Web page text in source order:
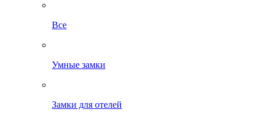
Все
Умные замки
Замки для отелей